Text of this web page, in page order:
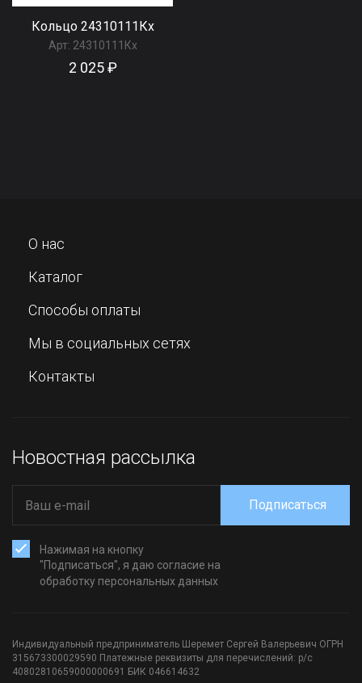
Кольцо 24310111Кх
Арт: 24310111Кх
2 025 ₽
О нас
Каталог
Способы оплаты
Мы в социальных сетях
Контакты
Новостная рассылка
Нажимая на кнопку
"Подписаться", я даю согласие на
обработку персональных данных
Подписаться
Индивидуальный предприниматель Шеремет Сергей Валерьевич ОГРН
315673300029590 Платежные реквизиты для перечислений: р/с
40802810659000000691 БИК 046614632